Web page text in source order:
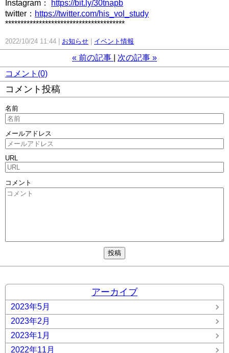
Instagram：
https://bit.ly/30tnapb
twitter： https://twitter.com/his_vol_study
***************************************
2022/10/24 11:44 お知らせ イベント情報
« 前の記事 次の記事 »
コメント(0)
コメント投稿
名前
メールアドレス
URL
コメント
アーカイブ
2023年5月
2023年2月
2023年1月
2022年11月